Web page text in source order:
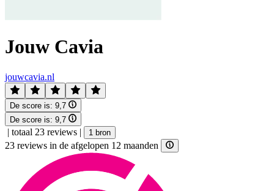
Jouw Cavia
jouwcavia.nl
De score is: 9,7
De score is: 9,7
| totaal 23 reviews | 1 bron
23 reviews in de afgelopen 12 maanden